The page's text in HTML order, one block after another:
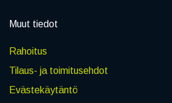
Muut tiedot
Rahoitus
Tilaus- ja toimitusehdot
Evästekäytäntö